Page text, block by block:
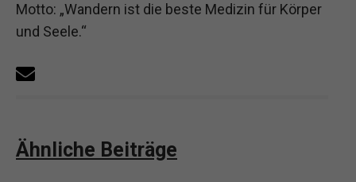
Motto: „Wandern ist die beste Medizin für Körper
und Seele.“
Ähnliche Beiträge